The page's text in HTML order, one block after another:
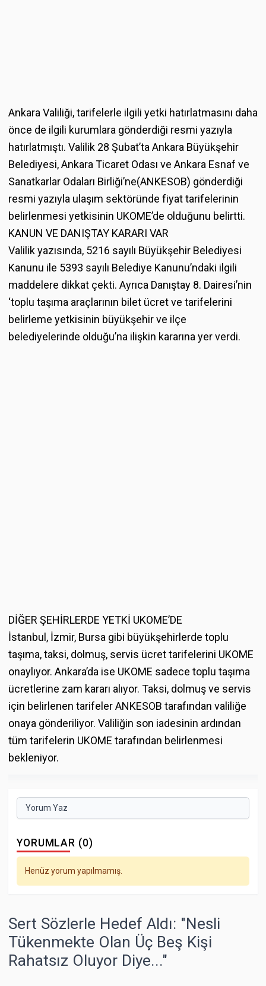
Ankara Valiliği, tarifelerle ilgili yetki hatırlatmasını daha
önce de ilgili kurumlara gönderdiği resmi yazıyla
hatırlatmıştı. Valilik 28 Şubat’ta Ankara Büyükşehir
Belediyesi, Ankara Ticaret Odası ve Ankara Esnaf ve
Sanatkarlar Odaları Birliği’ne(ANKESOB) gönderdiği
resmi yazıyla ulaşım sektöründe fiyat tarifelerinin
belirlenmesi yetkisinin UKOME’de olduğunu belirtti.
KANUN VE DANIŞTAY KARARI VAR
Valilik yazısında, 5216 sayılı Büyükşehir Belediyesi
Kanunu ile 5393 sayılı Belediye Kanunu’ndaki ilgili
maddelere dikkat çekti. Ayrıca Danıştay 8. Dairesi’nin
‘toplu taşıma araçlarının bilet ücret ve tarifelerini
belirleme yetkisinin büyükşehir ve ilçe
belediyelerinde olduğu’na ilişkin kararına yer verdi.
DİĞER ŞEHİRLERDE YETKİ UKOME’DE
İstanbul, İzmir, Bursa gibi büyükşehirlerde toplu
taşıma, taksi, dolmuş, servis ücret tarifelerini UKOME
onaylıyor. Ankara’da ise UKOME sadece toplu taşıma
ücretlerine zam kararı alıyor. Taksi, dolmuş ve servis
için belirlenen tarifeler ANKESOB tarafından valiliğe
onaya gönderiliyor. Valiliğin son iadesinin ardından
tüm tarifelerin UKOME tarafından belirlenmesi
bekleniyor.
Yorum Yaz
YORUMLAR (0)
Henüz yorum yapılmamış.
Sert Sözlerle Hedef Aldı: "Nesli
Tükenmekte Olan Üç Beş Kişi
Rahatsız Oluyor Diye..."